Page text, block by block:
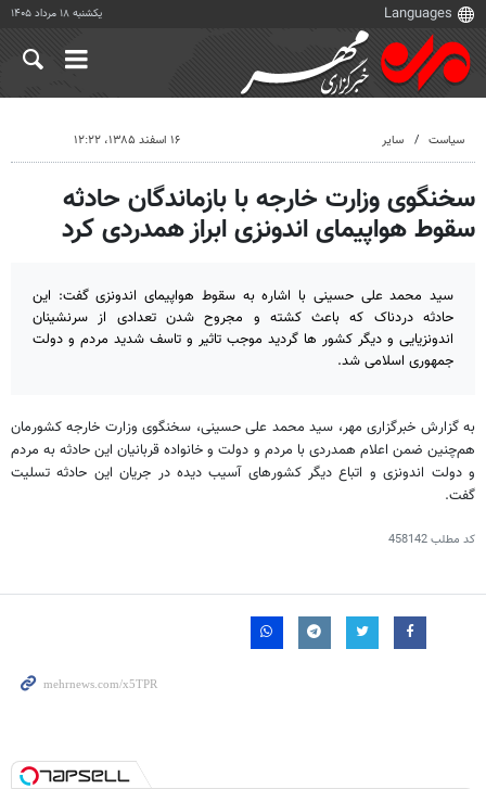
یکشنبه ۱۸ مرداد ۱۴۰۵
سیاست سایر ۱۶ اسفند ۱۳۸۵، ۱۲:۲۲
سخنگوی وزارت خارجه با بازماندگان حادثه
سقوط هواپیمای اندونزی ابراز همدردی کرد
سید محمد علی حسینی با اشاره به سقوط هواپیمای اندونزی گفت: این
حادثه دردناک که باعث کشته و مجروح شدن تعدادی از سرنشینان
اندونزیایی و دیگر کشور ها گردید موجب تاثیر و تاسف شدید مردم و دولت
جمهوری اسلامی شد.
به گزارش خبرگزاری مهر، سید محمد علی حسینی، سخنگوی وزارت خارجه کشورمان
هم‌چنین ضمن اعلام همدردی با مردم و دولت و خانواده قربانیان این حادثه به مردم
و دولت اندونزی و اتباع دیگر کشورهای آسیب ‌دیده در جریان این حادثه تسلیت
گفت.
کد مطلب458142